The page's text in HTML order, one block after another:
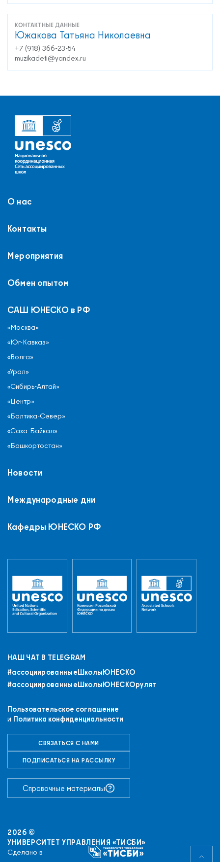
РЕГИСТРАЦИЯ
ПРИСОЕДИНИТЬСЯ К СЕТИ
КОНТАКТНЫЕ ДАННЫЕ
Южакова Татьяна Николаевна
+7 (918) 366-23-54
muzikadeti@yandex.ru
О нас
Контакты
Мероприятия
Обмен опытом
САШ ЮНЕСКО в РФ
«Москва»
«Юг-Кавказ»
«Волга»
«Урал»
«Сибирь-Алтай»
«Центр»
«Балтика-Север»
«Саха-Байкал»
«Башкортостан»
Новости
Международные дни
Кафедры ЮНЕСКО РФ
НАШ ЧАТ В TELEGRAM
#ассоциированныеШколыЮНЕСКO
#ассоциированныеШколыЮНЕСКОрулят
Пользовательское соглашение
и Политика конфиденциальности
СВЯЗАТЬСЯ С НАМИ
ПОДПИСАТЬСЯ НА РАССЫЛКУ
Справочные материалы
УНИВЕРСИТЕТ УПРАВЛЕНИЯ «ТИСБИ»
Сделано в